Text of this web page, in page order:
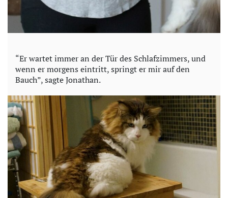
“Er wartet immer an der Tür des Schlafzimmers, und
wenn er morgens eintritt, springt er mir auf den
Bauch”, sagte Jonathan.